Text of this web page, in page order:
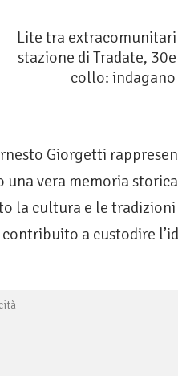
Lite tra
stazione di Tradate,
collo:
Giorgetti
una vera memoria
la cultura e le
a custodire